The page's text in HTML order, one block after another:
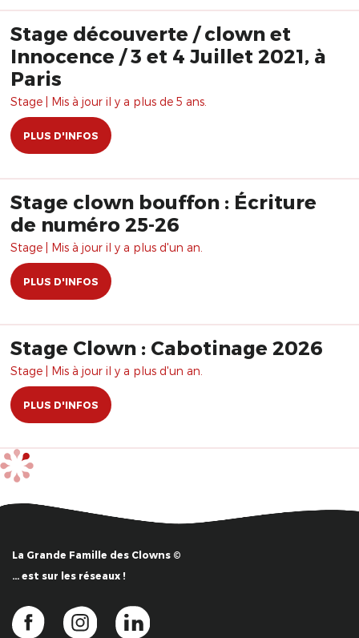
Stage découverte / clown et
Innocence / 3 et 4 Juillet 2021, à
Paris
Stage | Mis à jour il y a plus de 5 ans.
PLUS D'INFOS
Stage clown bouffon : Écriture
de numéro 25-26
Stage | Mis à jour il y a plus d'un an.
PLUS D'INFOS
Stage Clown : Cabotinage 2026
Stage | Mis à jour il y a plus d'un an.
PLUS D'INFOS
La Grande Famille des Clowns ©
… est sur les réseaux !